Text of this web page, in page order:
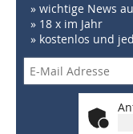
» wichtige News
» 18 x im Jahr
» kostenlos und